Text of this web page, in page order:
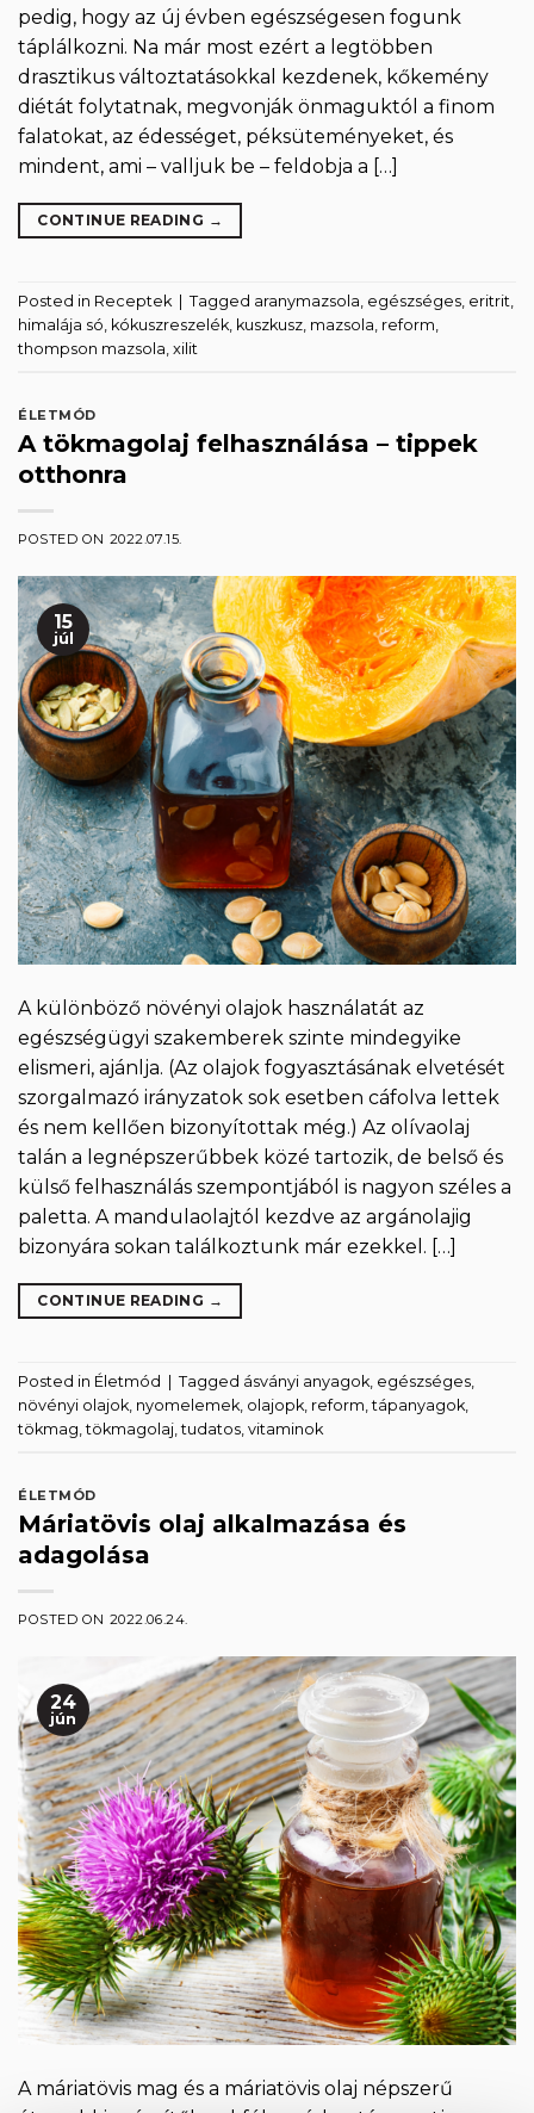
pedig, hogy az új évben egészségesen fogunk
táplálkozni. Na már most ezért a legtöbben
drasztikus változtatásokkal kezdenek, kőkemény
diétát folytatnak, megvonják önmaguktól a finom
falatokat, az édességet, péksüteményeket, és
mindent, ami – valljuk be – feldobja a […]
CONTINUE READING →
Posted in Receptek Tagged aranymazsola, egészséges, eritrit,
himalája só, kókuszreszelék, kuszkusz, mazsola, reform,
thompson mazsola, xilit
ÉLETMÓD
A tökmagolaj felhasználása – tippek
otthonra
POSTED ON 2022.07.15.
15
júl
A különböző növényi olajok használatát az
egészségügyi szakemberek szinte mindegyike
elismeri, ajánlja. (Az olajok fogyasztásának elvetését
szorgalmazó irányzatok sok esetben cáfolva lettek
és nem kellően bizonyítottak még.) Az olívaolaj
talán a legnépszerűbbek közé tartozik, de belső és
külső felhasználás szempontjából is nagyon széles a
paletta. A mandulaolajtól kezdve az argánolajig
bizonyára sokan találkoztunk már ezekkel. […]
CONTINUE READING →
Posted in Életmód Tagged ásványi anyagok, egészséges,
növényi olajok, nyomelemek, olajopk, reform,tápanyagok,
tökmag,tökmagolaj,tudatos, vitaminok
ÉLETMÓD
Máriatövis olaj alkalmazása és
adagolása
POSTED ON 2022.06.24.
24
jún
A máriatövis mag és a máriatövis olaj népszerű